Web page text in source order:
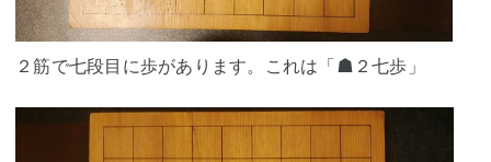
２筋で七段目に歩があります。これは「☗２七歩」